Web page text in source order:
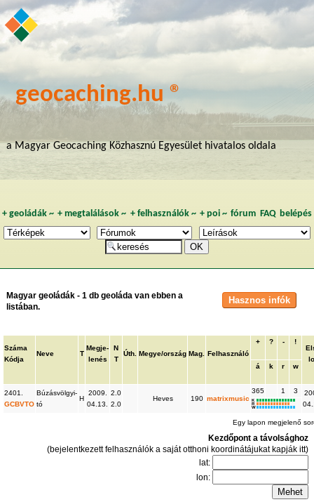
geocaching.hu ®
a Magyar Geocaching Közhasznú Egyesület hivatalos oldala
+ geoládák~ +megtalálások ~ + felhasználók~ + poi~ fórum FAQ belépés
Magyar geoládák - 1 db geoláda van ebben a
listában.
Száma
Kódja
Neve T
Megje-
lenés
N
T
Úth. Megye/ország Mag. Felhasználó
+ ? -
!
á
k r w
2401.
GCBVTO
Búzásvölgyi-
tó
H
2009.
04.13.
2.0
2.0
Heves 190 matrixmusic
365 1 3
K
R
W
Egy lapon megjelenő
Kezdőpont a távolsághoz
(bejelentkezett felhasználók a saját otthoni koordinátájukat kapják itt)
lat:
lon: